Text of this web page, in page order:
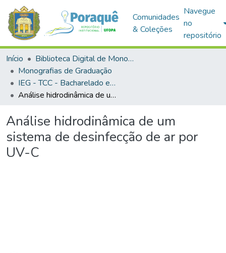
Comunidades
& Coleções
Navegue
no
repositório
Início
Biblioteca Digital de Monografias (BDM)
Monografias de Graduação
IEG - TCC - Bacharelado em Engenharia Física
Análise hidrodinâmica de um sistema de desinfecção de ar por UV-C
Análise hidrodinâmica de um
sistema de desinfecção de ar por
UV-C